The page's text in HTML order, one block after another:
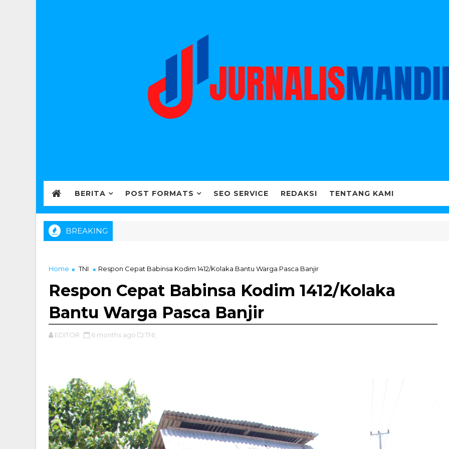
BERITA POST FORMATS SEO SERVICE REDAKSI TENTANG KAMI
BREAKING
Home TNI Respon Cepat Babinsa Kodim 1412/Kolaka Bantu Warga Pasca Banjir
Respon Cepat Babinsa Kodim 1412/Kolaka
Bantu Warga Pasca Banjir
EDITOR 6 months ago TNI,